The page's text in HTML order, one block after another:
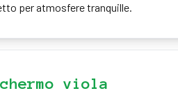
per atmosfere tranquille.
viola